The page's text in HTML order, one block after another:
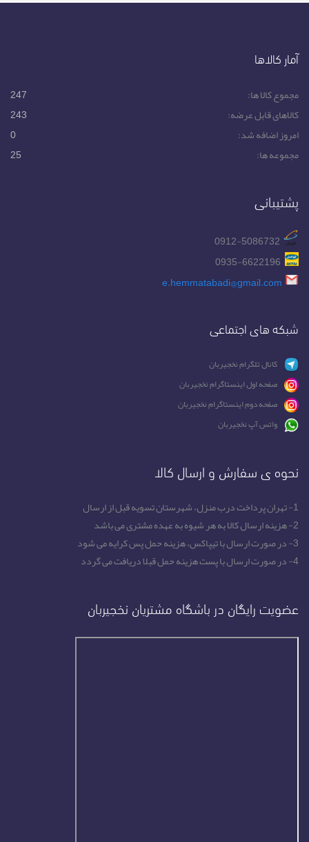
آمار کالاها
مجموع کالا ها:
247
کالاهای قابل عرضه:
243
امروز اضافه شد:
0
مجموعه ها:
25
پشتیبانی
e.hemmatabadi@gmail.com
شبکه های اجتماعی
کانال تلگرام نخجیربان
صفحه اول اینستاگرام نخجیربان
صفحه دوم اینستاگرام نخجیربان
واتس آپ نخجیربان
نحوه ی سفارش و ارسال کالا
1- تهران پرداخت درب منزل، شهرستان تسویه قبل از ارسال
2- هزینه ارسال کالا به هر شیوه به عهده مشتری می باشد
3- در صورت ارسال با تیپاکس، هزینه حمل پس کرایه می شود
4- در صورت ارسال با پست هزینه حمل قبلا دریافت می گردد
عضویت رایگان در باشگاه مشتریان نخجیربان